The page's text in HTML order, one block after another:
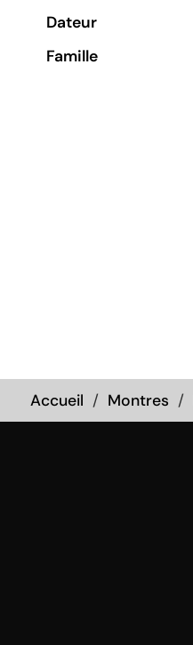
Dateur
Famille
Accueil Montres